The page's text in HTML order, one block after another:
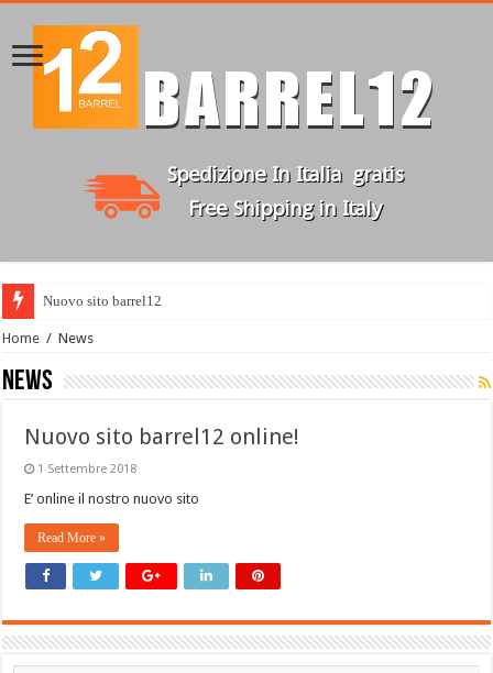
Nuovo sito barrel12 on
Home / News
News
Nuovo sito barrel12 online!
1 Settembre 2018
E’ online il nostro nuovo sito
Read More »